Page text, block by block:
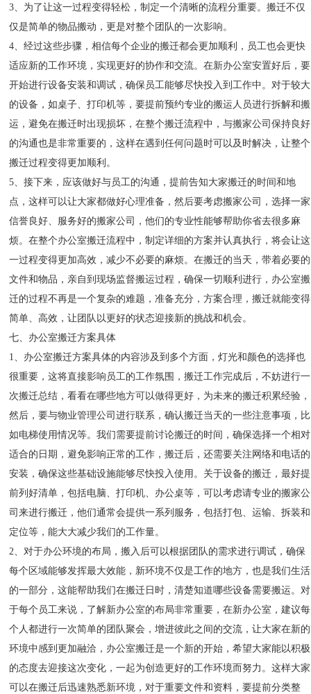
3、为了让这一过程变得轻松，制定一个清晰的流程分重要。搬迁不仅
仅是简单的物品搬动，更是对整个团队的一次影响。
4、经过这些步骤，相信每个企业的搬迁都会更加顺利，员工也会更快
适应新的工作环境，实现更好的协作和交流。在新办公室安置好后，要
开始进行设备安装和调试，确保员工能够尽快投入到工作中。对于较大
的设备，如桌子、打印机等，要提前预约专业的搬运人员进行拆解和搬
运，避免在搬迁时出现损坏，在整个搬迁流程中，与搬家公司保持良好
的沟通也是非常重要的，这样在遇到任何问题时可以及时解决，让整个
搬迁过程变得更加顺利。
5、接下来，应该做好与员工的沟通，提前告知大家搬迁的时间和地
点，这样可以让大家都做好心理准备，然后要考虑搬家公司，选择一家
信誉良好、服务好的搬家公司，他们的专业性能够帮助你省去很多麻
烦。在整个办公室搬迁流程中，制定详细的方案并认真执行，将会让这
一过程变得更加高效，减少不必要的麻烦。在搬迁的当天，带着必要的
文件和物品，亲自到现场监督搬运过程，确保一切顺利进行，办公室搬
迁的过程不再是一个复杂的难题，准备充分，方案合理，搬迁就能变得
简单、高效，让团队以更好的状态迎接新的挑战和机会。
七、办公室搬迁方案具体
1、办公室搬迁方案具体的内容涉及到多个方面，灯光和颜色的选择也
很重要，这将直接影响员工的工作氛围，搬迁工作完成后，不妨进行一
次搬迁总结，看看在哪些地方可以做得更好，为未来的搬迁积累经验，
然后，要与物业管理公司进行联系，确认搬迁当天的一些注意事项，比
如电梯使用情况等。我们需要提前讨论搬迁的时间，确保选择一个相对
适合的日期，避免影响正常的工作，搬迁后，还需要关注网络和电话的
安装，确保这些基础设施能够尽快投入使用。关于设备的搬迁，最好提
前列好清单，包括电脑、打印机、办公桌等，可以考虑请专业的搬家公
司来进行搬迁，他们通常会提供一系列服务，包括打包、运输、拆装和
定位等，能大大减少我们的工作量。
2、对于办公环境的布局，搬入后可以根据团队的需求进行调试，确保
每个区域能够发挥最大效能，新环境不仅是工作的地方，也是我们生活
的一部分，这能帮助我们在搬迁日时，清楚知道哪些设备需要搬运。对
于每个员工来说，了解新办公室的布局非常重要，在新办公室，建议每
个人都进行一次简单的团队聚会，增进彼此之间的交流，让大家在新的
环境中感到更加融洽，办公室搬迁是一个新的开始，希望大家能以积极
的态度去迎接这次变化，一起为创造更好的工作环境而努力。这样大家
可以在搬迁后迅速熟悉新环境，对于重要文件和资料，要提前分类整